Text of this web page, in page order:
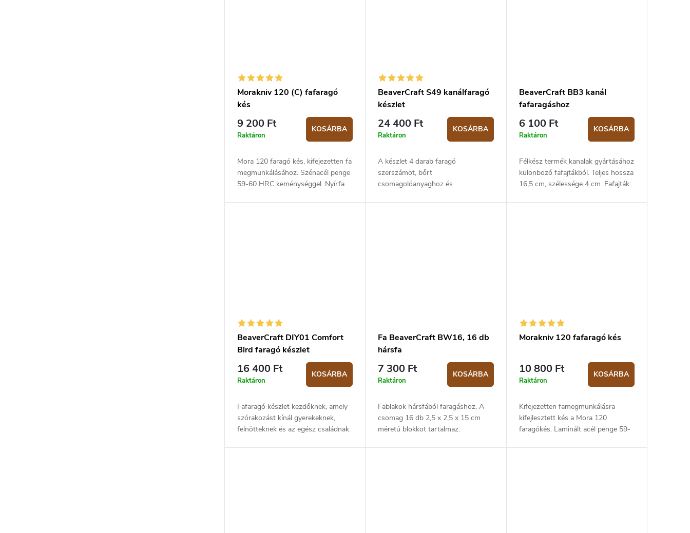
Morakniv 120 (C) fafaragó
kés
9 200 Ft
Raktáron
KOSÁRBA
Mora 120 faragó kés, kifejezetten fa
megmunkálásához. Szénacél penge
59-60 HRC keménységgel. Nyírfa
BeaverCraft S49 kanálfaragó
készlet
24 400 Ft
Raktáron
KOSÁRBA
A készlet 4 darab faragó
szerszámot, bőrt
csomagolóanyaghoz és
BeaverCraft BB3 kanál
fafaragáshoz
6 100 Ft
Raktáron
KOSÁRBA
Félkész termék kanalak gyártásához
különböző fafajtákból. Teljes hossza
16,5 cm, szélessége 4 cm. Fafajták:
BeaverCraft DIY01 Comfort
Bird faragó készlet
16 400 Ft
Raktáron
KOSÁRBA
Fafaragó készlet kezdőknek, amely
szórakozást kínál gyerekeknek,
felnőtteknek és az egész családnak.
Fa BeaverCraft BW16, 16 db
hársfa
7 300 Ft
Raktáron
KOSÁRBA
Fablakok hársfából faragáshoz. A
csomag 16 db 2,5 x 2,5 x 15 cm
méretű blokkot tartalmaz.
Morakniv 120 fafaragó kés
10 800 Ft
Raktáron
KOSÁRBA
Kifejezetten famegmunkálásra
kifejlesztett kés a Mora 120
faragókés. Laminált acél penge 59-